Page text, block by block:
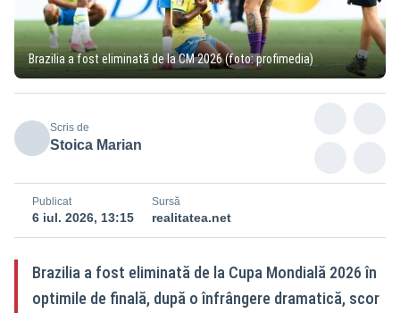
Brazilia a fost eliminată de la CM 2026 (foto: profimedia)
Scris de
Stoica Marian
Publicat
6 iul. 2026, 13:15
Sursă
realitatea.net
Brazilia a fost eliminată de la Cupa Mondială 2026 în
optimile de finală, după o înfrângere dramatică, scor